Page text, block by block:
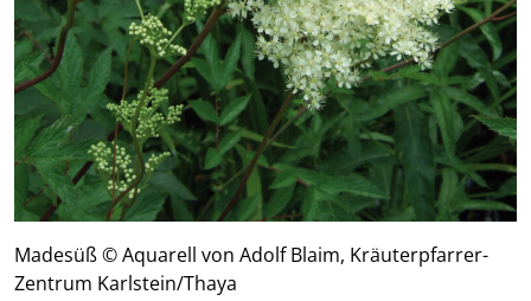
Madesüß © Aquarell von Adolf Blaim, Kräuterpfarrer-
Zentrum Karlstein/Thaya